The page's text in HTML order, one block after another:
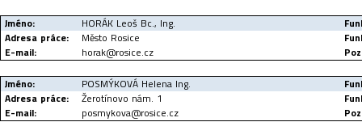
Jméno: HORÁK Leoš Bc., Ing.
Adresa práce:
Město Rosice
E-mail:
horak@rosice.cz
Jméno: POSMÝKOVÁ Helena Ing.
Adresa práce:
Žerotínovo nám. 1
E-mail:
posmykova@rosice.cz